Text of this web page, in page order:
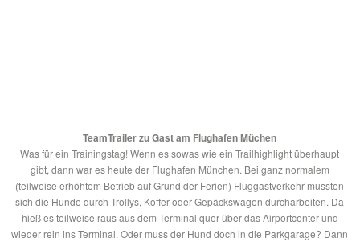
TeamTrailer zu Gast am Flughafen Müchen
Was für ein Trainingstag! Wenn es sowas wie ein Trailhighlight überhaupt
gibt, dann war es heute der Flughafen München. Bei ganz normalem
(teilweise erhöhtem Betrieb auf Grund der Ferien) Fluggastverkehr mussten
sich die Hunde durch Trollys, Koffer oder Gepäckswagen durcharbeiten. Da
hieß es teilweise raus aus dem Terminal quer über das Airportcenter und
wieder rein ins Terminal. Oder muss der Hund doch in die Parkgarage? Dann